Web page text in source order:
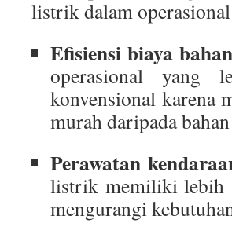
listrik dalam
Efisiensi biaya
operasional yang
konvensional karena
murah daripada
Perawatan
listrik memiliki lebih
mengurangi